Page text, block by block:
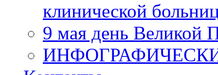
клинической
9 мая день Великой